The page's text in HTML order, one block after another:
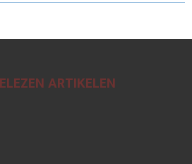
ARTIKELEN